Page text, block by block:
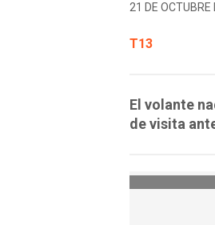
21 DE
T13
El volante
de visita